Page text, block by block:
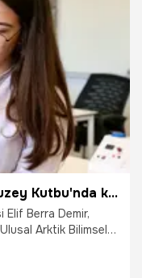
Kocaeli'de lise öğrencisi Elif Kuzey Kutbu'nda keşfetti! Yeni projesiyle çığır açacak
Elif Berra Demir,
Arktik Bilimsel